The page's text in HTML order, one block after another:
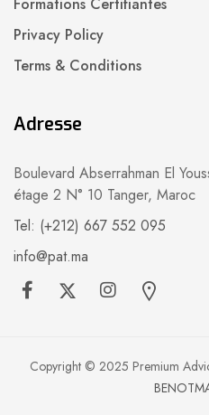
Privacy Policy
Terms & Conditions
Adresse
Boulevard Abserrahman El
étage 2 N° 10 Tanger, Maroc
Tel: (+212) 667 552 095
info@pat.ma
Copyright © 2025 Premium